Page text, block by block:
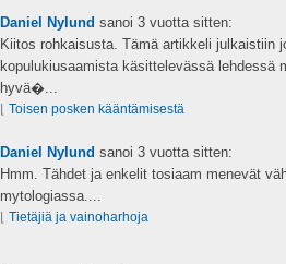
Daniel Nylund sanoi 3 vuotta sitten:
Kiitos rohkaisusta. Tämä artikkeli julkaistiin
kopulukiusaamista käsittelevässä lehdessä
hyvä�...
Toisen posken kääntämisestä
Daniel Nylund sanoi 3 vuotta sitten:
Hmm. Tähdet ja enkelit tosiaam menevät
mytologiassa....
Tietäjiä ja vainoharhoja